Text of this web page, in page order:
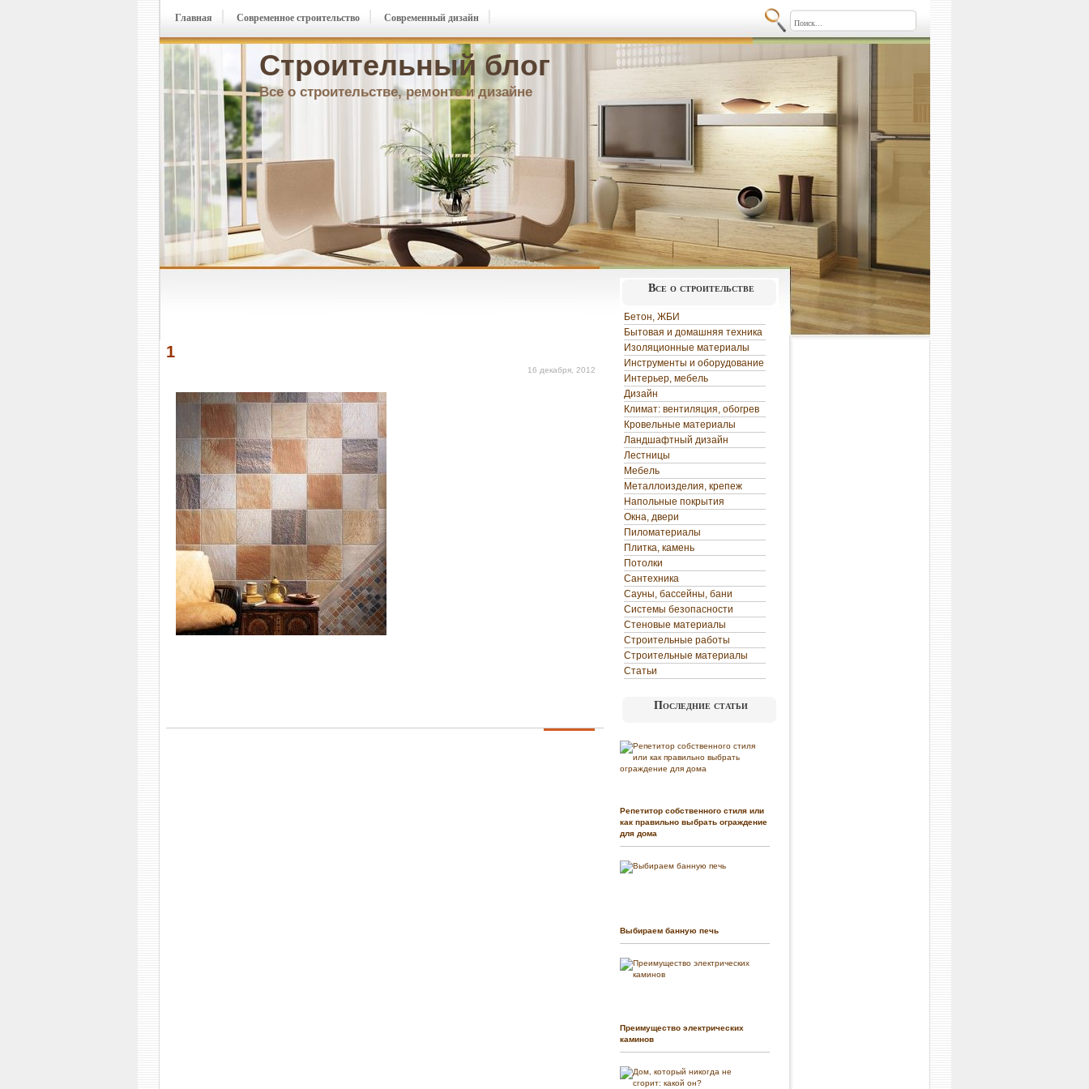
Строительный блог
Все о строительстве, ремонте и дизайне
Главная Современное строительство Современный дизайн
1
16 декабря, 2012
Все о строительстве
Бетон, ЖБИ
Бытовая и домашняя техника
Изоляционные материалы
Инструменты и оборудование
Интерьер, мебель
Дизайн
Климат: вентиляция, обогрев
Кровельные материалы
Ландшафтный дизайн
Лестницы
Мебель
Металлоизделия, крепеж
Напольные покрытия
Окна, двери
Пиломатериалы
Плитка, камень
Потолки
Сантехника
Сауны, бассейны, бани
Системы безопасности
Стеновые материалы
Строительные работы
Строительные материалы
Статьи
Последние статьи
Репетитор собственного стиля или
как правильно выбрать ограждение
для дома
Выбираем банную печь
Преимущество электрических
каминов